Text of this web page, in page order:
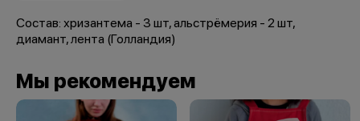
Состав: хризантема - 3 шт, альстрёмерия - 2 шт,
диамант, лента (Голландия)
Мы рекомендуем